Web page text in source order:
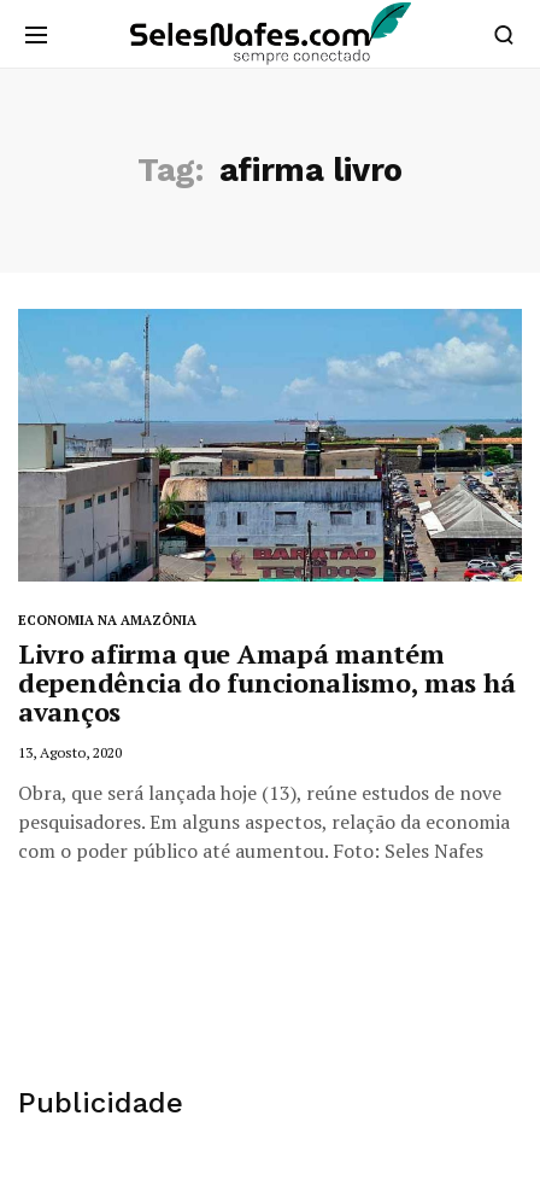
Tag: afirma livro
ECONOMIA NA AMAZÔNIA
Livro afirma que Amapá mantém
dependência do funcionalismo, mas há
avanços
13, Agosto, 2020
Obra, que será lançada hoje (13), reúne estudos de nove
pesquisadores. Em alguns aspectos, relação da economia
com o poder público até aumentou. Foto: Seles Nafes
Publicidade